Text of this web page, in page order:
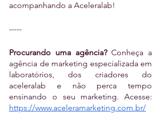
acompanhando a Aceleralab!
-----
Procurando uma agência? Conheça a
agência de marketing especializada em
laboratórios, dos criadores do
aceleralab e não perca tempo
https://www.aceleramarketing.com.br/